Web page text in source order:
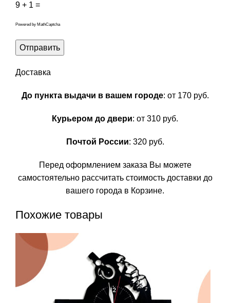
9 + 1 =
Powered by MathCaptcha
Доставка
До пункта выдачи в вашем городе: от 170 руб.
Курьером до двери: от 310 руб.
Почтой России: 320 руб.
Перед оформлением заказа Вы можете
самостоятельно рассчитать стоимость доставки до
вашего города в Корзине.
Похожие товары